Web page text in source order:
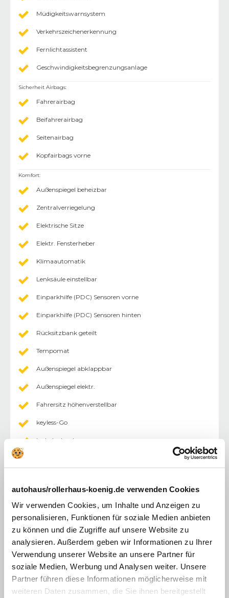
autohaus/rollerhaus-koenig.de verwenden Cookies
Wir verwenden Cookies, um Inhalte und Anzeigen zu
personalisieren, Funktionen für soziale Medien anbieten
zu können und die Zugriffe auf unsere Website zu
analysieren. Außerdem geben wir Informationen zu Ihrer
Verwendung unserer Website an unsere Partner für
soziale Medien, Werbung und Analysen weiter. Unsere
Partner führen diese Informationen möglicherweise mit
weiteren Daten zusammen, die Sie ihnen bereitgestellt
Müdigkeitswarnsystem
Verkehrszeichenerkennung
Fernlichtassistent
Geschwindigkeitsbegrenzungsanlage
Sicherheit Airbags:
Fahrerairbag
Beifahrerairbag
Seitenairbag
Kopfairbags vorne
Komfort:
Außenspiegel beheizbar
Zentralverriegelung
Elektrische Sitze
Elektr. Fensterheber
Klimaautomatik
Lenksäule einstellbar
Einparkhilfe (PDC) Sensoren vorne
Einparkhilfe (PDC) Sensoren hinten
Rücksitzbank geteilt
Tempomat
Außenspiegel abklappbar
Außenspiegel elektr.
Fahrersitz höhenverstellbar
keyless-Go
Lederlenkrad
Zentralverriegelung mit Fernbedienung
Lordosenstütze
Klimaautomatik 2 Zonen
Elektrische Heckklappe